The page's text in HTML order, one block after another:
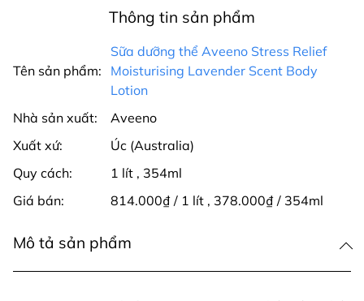
Thông tin sản phẩm
Tên sản phẩm:
Sữa dưỡng thể Aveeno Stress Relief
Moisturising Lavender Scent Body
Lotion
Nhà sản xuất:
Aveeno
Xuất xứ:
Úc (Australia)
Quy cách:
1 lít , 354ml
Giá bán:
814.000₫ / 1 lít , 378.000₫ / 354ml
Mô tả sản phẩm